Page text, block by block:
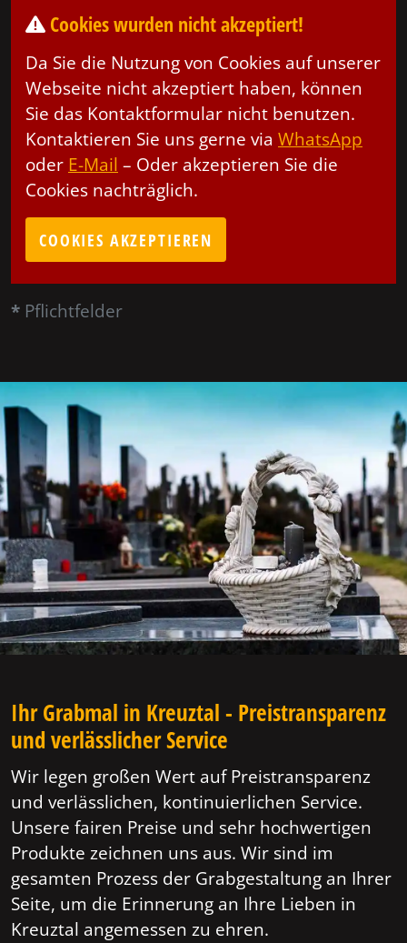
Cookies wurden nicht akzeptiert!
Da Sie die Nutzung von Cookies auf unserer
Webseite nicht akzeptiert haben, können
Sie das Kontaktformular nicht benutzen.
Kontaktieren Sie uns gerne via WhatsApp
oder E-Mail – Oder akzeptieren Sie die
Cookies nachträglich.
COOKIES AKZEPTIEREN
* Pflichtfelder
Ihr Grabmal in Kreuztal - Preistransparenz
und verlässlicher Service
Wir legen großen Wert auf Preistransparenz
und verlässlichen, kontinuierlichen Service.
Unsere fairen Preise und sehr hochwertigen
Produkte zeichnen uns aus. Wir sind im
gesamten Prozess der Grabgestaltung an Ihrer
Seite, um die Erinnerung an Ihre Lieben in
Kreuztal angemessen zu ehren.